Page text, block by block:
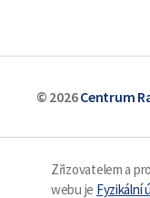
© 2026Centrum
Zřizovatelem a
webu je Fyzikální